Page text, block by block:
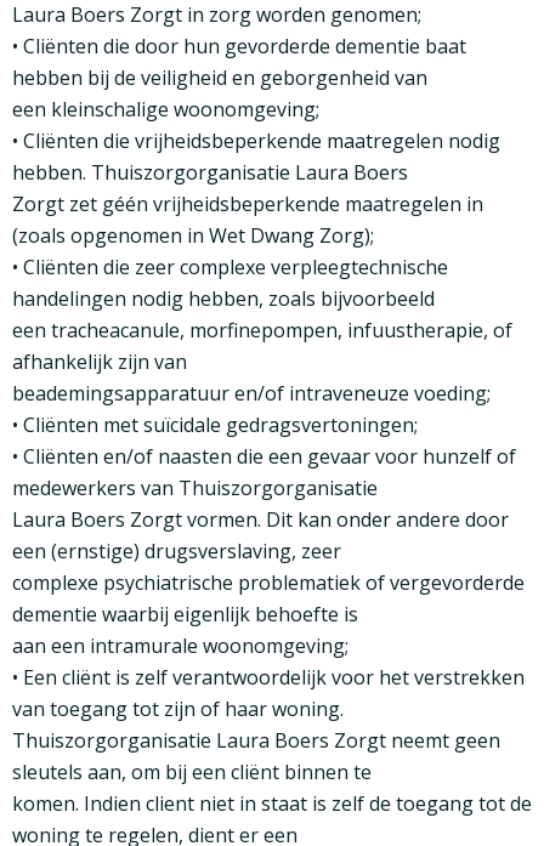
Laura Boers Zorgt in zorg worden genomen;
• Cliënten die door hun gevorderde dementie baat
hebben bij de veiligheid en geborgenheid van
een kleinschalige woonomgeving;
• Cliënten die vrijheidsbeperkende maatregelen nodig
hebben. Thuiszorgorganisatie Laura Boers
Zorgt zet géén vrijheidsbeperkende maatregelen in
(zoals opgenomen in Wet Dwang Zorg);
• Cliënten die zeer complexe verpleegtechnische
handelingen nodig hebben, zoals bijvoorbeeld
een tracheacanule, morfinepompen, infuustherapie, of
afhankelijk zijn van
beademingsapparatuur en/of intraveneuze voeding;
• Cliënten met suïcidale gedragsvertoningen;
• Cliënten en/of naasten die een gevaar voor hunzelf of
medewerkers van Thuiszorgorganisatie
Laura Boers Zorgt vormen. Dit kan onder andere door
een (ernstige) drugsverslaving, zeer
complexe psychiatrische problematiek of vergevorderde
dementie waarbij eigenlijk behoefte is
aan een intramurale woonomgeving;
• Een cliënt is zelf verantwoordelijk voor het verstrekken
van toegang tot zijn of haar woning.
Thuiszorgorganisatie Laura Boers Zorgt neemt geen
sleutels aan, om bij een cliënt binnen te
komen. Indien client niet in staat is zelf de toegang tot de
woning te regelen, dient er een